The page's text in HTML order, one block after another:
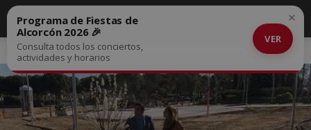
Inicio Noticias
Programa de Fiestas de
Alcorcón 2026 🎉
Consulta todos los conciertos,
actividades y horarios
VER
×